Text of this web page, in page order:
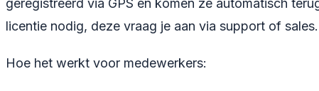
licentie nodig, deze vraag je aan via support of sales.
Hoe het werkt voor medewerkers: